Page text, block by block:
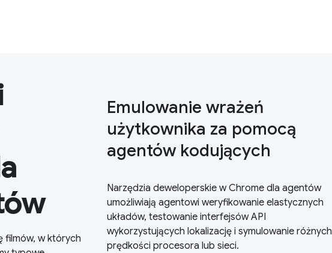
filmów, w których
Emulowanie wrażeń
użytkownika za pomocą
agentów kodujących
Narzędzia deweloperskie w Chrome dla agentów
umożliwiają agentowi weryfikowanie elastycznych
układów, testowanie interfejsów API
wykorzystujących lokalizację i symulowanie różnych
prędkości procesora lub sieci.